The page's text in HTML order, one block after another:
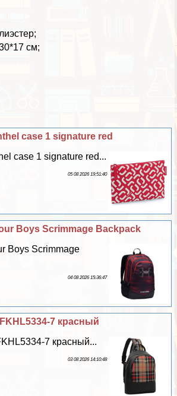
см;
case 1 signature red
case 1 signature red...
05 08 2026 19:51:40
Boys Scrimmage Backpack
Boys Scrimmage
04 08 2026 15:36:47
7 красный
7 красный...
03 08 2026 14:10:48